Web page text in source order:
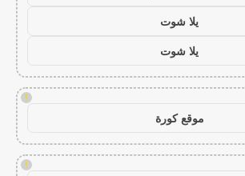
يلا شوت
يلا شوت
!
موقع كورة
!